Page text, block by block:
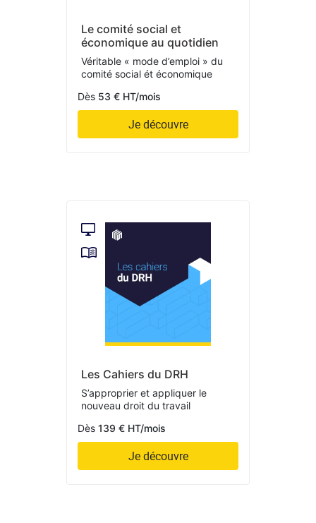
Le comité social et
économique au quotidien
Véritable « mode d’emploi » du
comité social ét économique
Dès 53 € HT/mois
Je découvre
Les Cahiers du DRH
S’approprier et appliquer le
nouveau droit du travail
Dès 139 € HT/mois
Je découvre